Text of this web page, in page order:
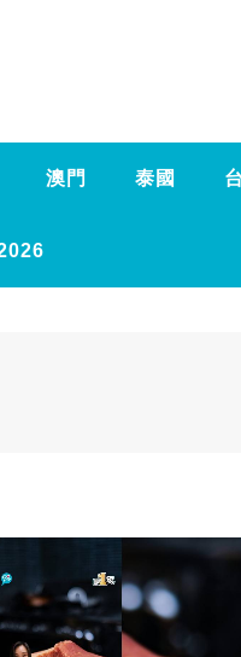
澳門 泰國